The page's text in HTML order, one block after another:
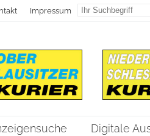
Impressum
Digitale